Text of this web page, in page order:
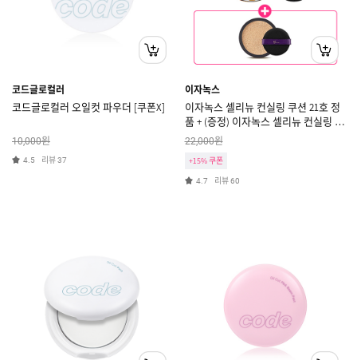
코드글로컬러
코드글로컬러 오일컷 파우더 [쿠폰X]
10,000원
4.5 리뷰37
이자녹스
이자녹스 셀리뉴 컨실링 쿠션 21호 정
품 + (증정) 이자녹스 셀리뉴 컨실링 쿠
션 21호 리필
22,000원
+15% 쿠폰
4.7 리뷰60